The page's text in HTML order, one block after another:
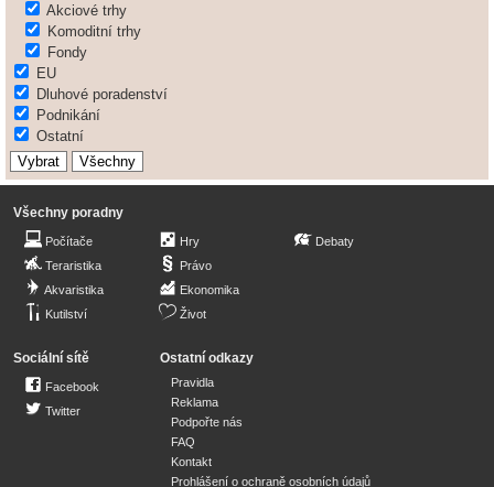
Akciové trhy
Komoditní trhy
Fondy
EU
Dluhové poradenství
Podnikání
Ostatní
Všechny poradny
Počítače
Teraristika
Akvaristika
Kutilství
Hry
Právo
Ekonomika
Život
Debaty
Sociální sítě
Facebook
Twitter
Ostatní odkazy
Pravidla
Reklama
Podpořte nás
FAQ
Kontakt
Prohlášení o ochraně osobních údajů